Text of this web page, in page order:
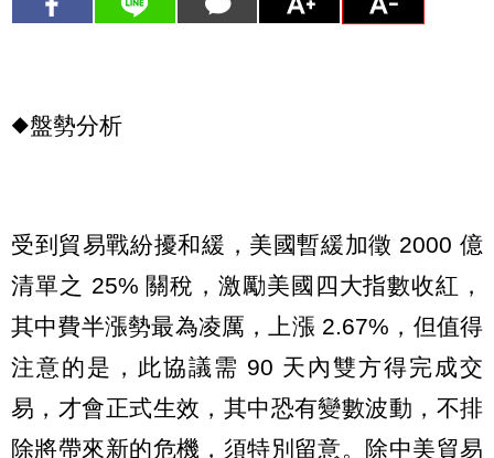
◆盤勢分析
受到貿易戰紛擾和緩，美國暫緩加徵 2000 億
清單之 25% 關稅，激勵美國四大指數收紅，
其中費半漲勢最為凌厲，上漲 2.67%，但值得
注意的是，此協議需 90 天內雙方得完成交
易，才會正式生效，其中恐有變數波動，不排
除將帶來新的危機，須特別留意。除中美貿易